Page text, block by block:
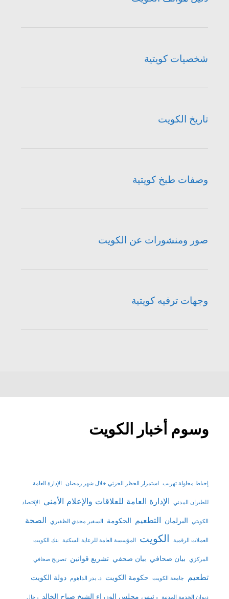
شخصيات كويتية
تاريخ الكويت
وصفات طبخ كويتية
صور ومنشورات عن الكويت
وجهات ترفيه كويتية
وسوم أخبار الكويت
إحباط محاولة تهريب استمرار الحظر الجزئي خلال شهر رمضان الإدارة العامة
للطيران المدني الإدارة العامة للعلاقات والإعلام الأمني الإقتصاد
الكويتي البرلمان التطعيم الحكومة السفير مجدي الظفيري الصحة
العملات الرقمية الكويت المؤسسة العامة للرعاية السكنية بنك الكويت
المركزي بيان صحافي بيان صحفي تشريع قوانين تصريح صحافي
تطعيم جامعة الكويت حكومة الكويت د. بدر الداهوم دولة الكويت
ديوان الخدمة المدنية رئيس مجلس الوزراء الشيخ صباح الخالد رجال